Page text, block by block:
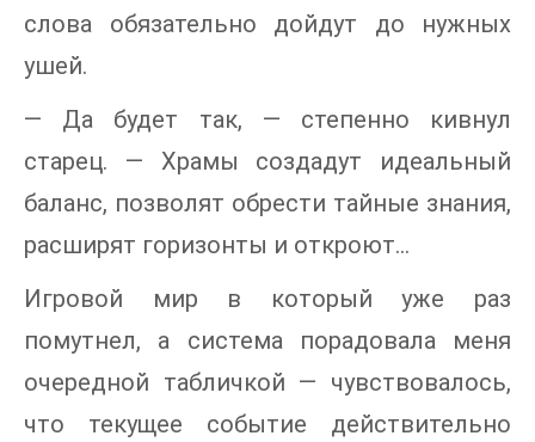
слова обязательно дойдут до нужных
ушей.
— Да будет так, — степенно кивнул
старец. — Храмы создадут идеальный
баланс, позволят обрести тайные знания,
расширят горизонты и откроют…
Игровой мир в который уже раз
помутнел, а система порадовала меня
очередной табличкой — чувствовалось,
что текущее событие действительно